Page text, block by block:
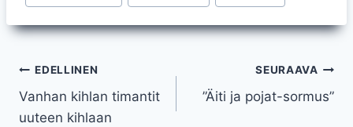
Artikkelien
selaus
EDELLINEN
Vanhan kihlan timantit
uuteen kihlaan
SEURAAVA
”Äiti ja pojat-sormus”